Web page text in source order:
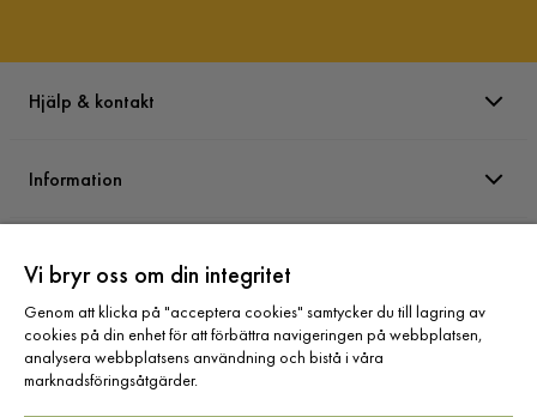
Hjälp & kontakt
Information
Sortiment
Vi bryr oss om din integritet
Genom att klicka på "acceptera cookies" samtycker du till lagring av
cookies på din enhet för att förbättra navigeringen på webbplatsen,
analysera webbplatsens användning och bistå i våra
marknadsföringsåtgärder.